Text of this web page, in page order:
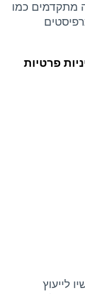
מתקדמים כמו
פרטיות
לייעוץ